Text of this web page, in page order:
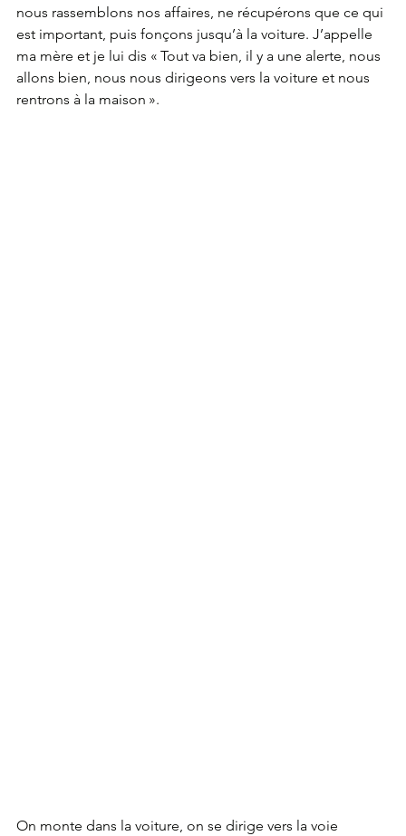
nous rassemblons nos affaires, ne récupérons que ce qui
est important, puis fonçons jusqu’à la voiture. J’appelle
ma mère et je lui dis « Tout va bien, il y a une alerte, nous
allons bien, nous nous dirigeons vers la voiture et nous
rentrons à la maison ».
On monte dans la voiture, on se dirige vers la voie